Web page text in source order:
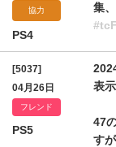
協力
PS4
集
[5037]
04月26日
フレンド
PS5
表
47
す